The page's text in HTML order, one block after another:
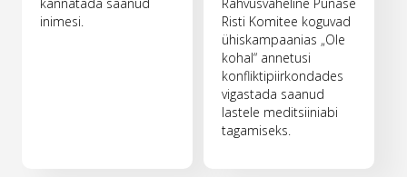
kannatada saanud
inimesi.
Rahvusvaheline Punase
Risti Komitee koguvad
ühiskampaanias „Ole
kohal“ annetusi
konfliktipiirkondades
vigastada saanud
lastele meditsiiniabi
tagamiseks.